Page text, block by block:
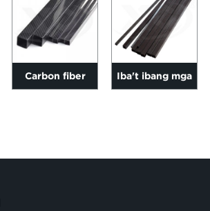
Carbon fiber Iba't ibang mga